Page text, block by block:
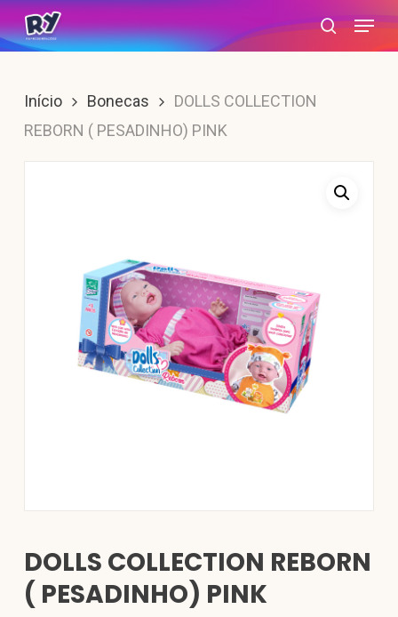
Skip
to
content
search
Menu
Início Bonecas
DOLLS COLLECTION
REBORN ( PESADINHO) PINK
DOLLS COLLECTION REBORN
( PESADINHO) PINK